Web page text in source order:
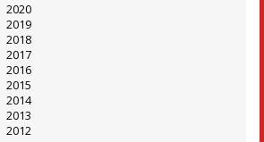
2020
2019
2018
2017
2016
2015
2014
2013
2012